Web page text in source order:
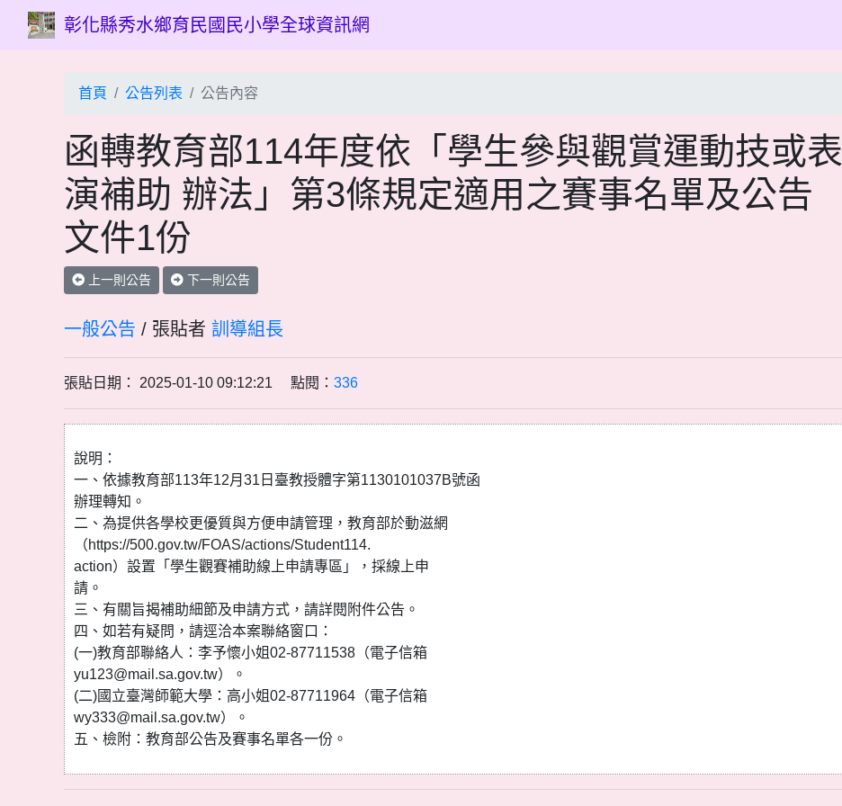
彰化縣秀水鄉育民國民小學全球資訊網
首頁 公告列表 公告內容
函轉教育部114年度依「學生參與觀賞運動技或表
演補助 辦法」第3條規定適用之賽事名單及公告
文件1份
上一則公告 下一則公告
一般公告 / 張貼者 訓導組長
張貼日期： 2025-01-10 09:12:21 點閱： 336
說明：
一、依據教育部113年12月31日臺教授體字第1130101037B號函
辦理轉知。
二、為提供各學校更優質與方便申請管理，教育部於動滋網
（https://500.gov.tw/FOAS/actions/Student114.
action）設置「學生觀賽補助線上申請專區」，採線上申
請。
三、有關旨揭補助細節及申請方式，請詳閱附件公告。
四、如若有疑問，請逕洽本案聯絡窗口：
(一)教育部聯絡人：李予懷小姐02-87711538（電子信箱
yu123@mail.sa.gov.tw）。
(二)國立臺灣師範大學：高小姐02-87711964（電子信箱
wy333@mail.sa.gov.tw）。
五、檢附：教育部公告及賽事名單各一份。